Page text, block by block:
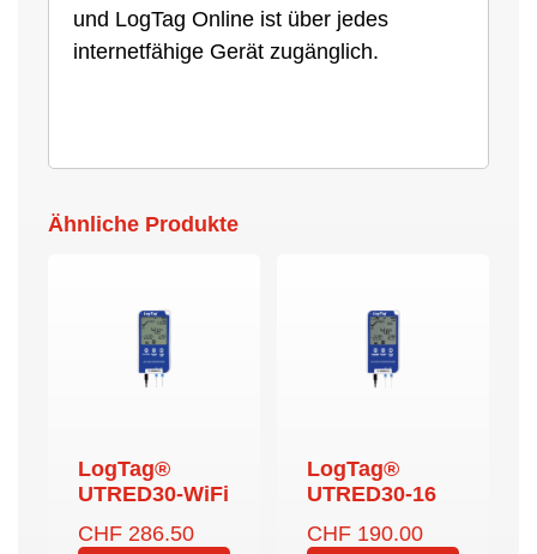
und LogTag Online ist über jedes
internetfähige Gerät zugänglich.
Ähnliche Produkte
LogTag®
UTRED30-WiFi
CHF 286.50
LogTag®
UTRED30-16
CHF 190.00